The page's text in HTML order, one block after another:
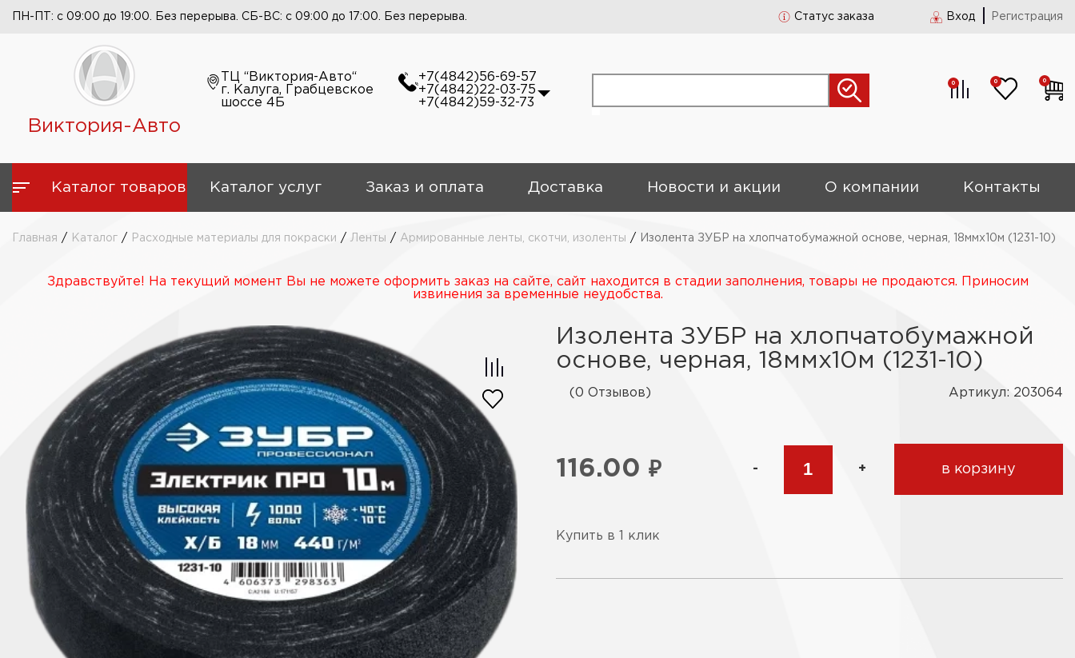
ПН-ПТ: с 09:00 до 19:00. Без перерыва. СБ-ВС: с 09:00 до 17:00. Без перерыва. Статус заказа Вход Регистрация
Виктория-Авто
ТЦ “Виктория-Авто“
г. Калуга, Грабцевское
шоссе 4Б
+7(4842)56-69-57
+7(4842)22-03-75
+7(4842)59-32-73
0 0 0
Каталог товаров Каталог услуг Заказ и оплата Доставка Новости и акции О компании Контакты
Главная / Каталог / Расходные материалы для покраски / Ленты / Армированные ленты, скотчи, изоленты / Изолента ЗУБР на хлопчатобумажной основе, черная, 18ммх10м (1231-10)
Здравствуйте! На текущий момент Вы не можете оформить заказ на сайте, сайт находится в стадии заполнения, товары не продаются. Приносим
извинения за временные неудобства.
Изолента ЗУБР на хлопчатобумажной
основе, черная, 18ммх10м (1231-10)
(0 Отзывов) Артикул: 203064
116.00 ₽ - + в корзину
Купить в 1 клик